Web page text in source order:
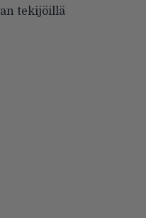
tekijöillä